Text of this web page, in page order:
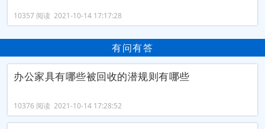
10357 阅读 2021-10-14 17:17:28
有问有答
办公家具有哪些被回收的潜规则有哪些
10376 阅读 2021-10-14 17:28:52